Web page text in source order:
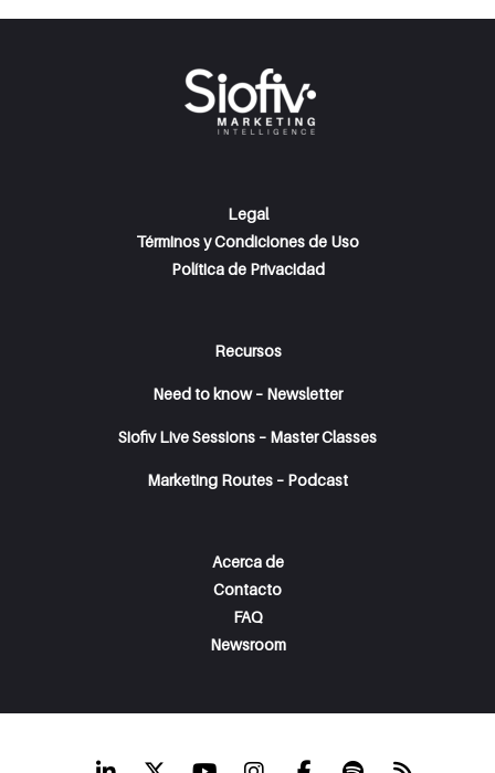
Legal
Términos y Condiciones de Uso
Política de Privacidad
Recursos
Need to know – Newsletter
Siofiv Live Sessions – Master Classes
Marketing Routes – Podcast
Acerca de
Contacto
FAQ
Newsroom